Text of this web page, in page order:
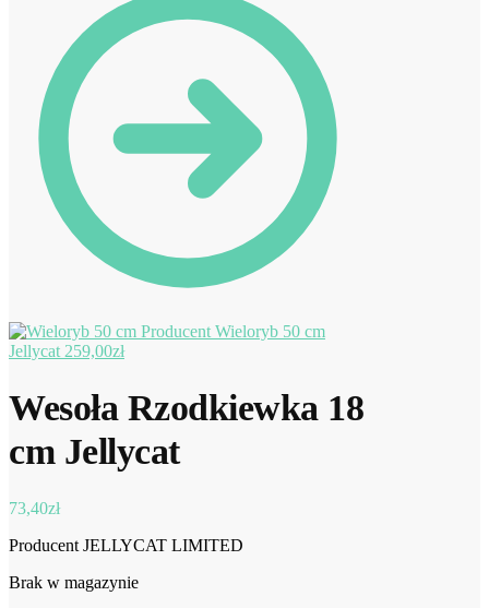
Wieloryb 50 cm
Jellycat 259,00zł
Wesoła Rzodkiewka 18
cm Jellycat
73,40zł
Producent JELLYCAT LIMITED
Brak w magazynie